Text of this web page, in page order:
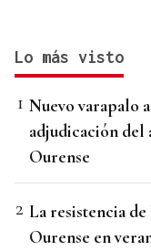
Lo más visto
Nuevo varapalo
adjudicación del
Ourense
La resistencia de
Ourense en